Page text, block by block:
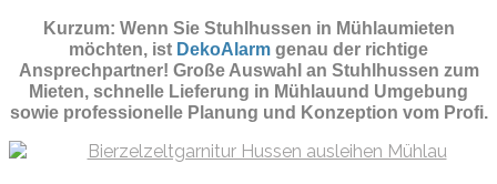
Kurzum: Wenn Sie Stuhlhussen in Mühlaumieten
möchten, ist DekoAlarm genau der richtige
Ansprechpartner! Große Auswahl an Stuhlhussen zum
Mieten, schnelle Lieferung in Mühlauund Umgebung
sowie professionelle Planung und Konzeption vom Profi.